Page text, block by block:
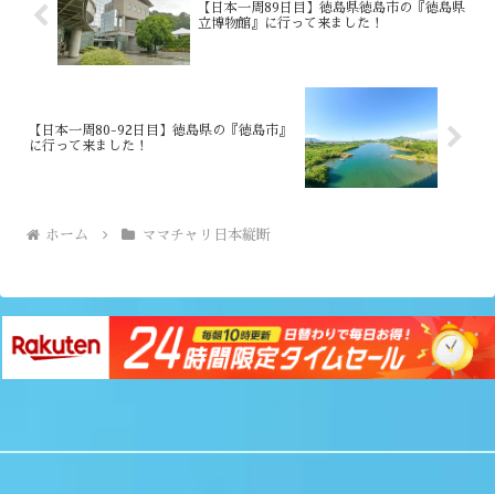
【日本一周89日目】徳島県徳島市の『徳島県
立博物館』に行って来ました！
【日本一周80-92日目】徳島県の『徳島市』
に行って来ました！
ホーム ママチャリ日本縦断